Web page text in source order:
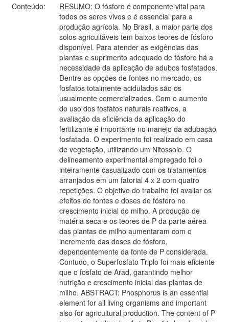
Conteúdo:
RESUMO: O fósforo é componente vital para
todos os seres vivos e é essencial para a
produção agrícola. No Brasil, a maior parte dos
solos agricultáveis tem baixos teores de fósforo
disponível. Para atender as exigências das
plantas e suprimento adequado de fósforo há a
necessidade da aplicação de adubos fosfatados.
Dentre as opções de fontes no mercado, os
fosfatos totalmente acidulados são os
usualmente comercializados. Com o aumento
do uso dos fosfatos naturais reativos, a
avaliação da eficiência da aplicação do
fertilizante é importante no manejo da adubação
fosfatada. O experimento foi realizado em casa
de vegetação, utilizando um Nitossolo. O
delineamento experimental empregado foi o
inteiramente casualizado com os tratamentos
arranjados em um fatorial 4 x 2 com quatro
repetições. O objetivo do trabalho foi avaliar os
efeitos de fontes e doses de fósforo no
crescimento inicial do milho. A produção de
matéria seca e os teores de P da parte aérea
das plantas de milho aumentaram com o
incremento das doses de fósforo,
dependentemente da fonte de P considerada.
Contudo, o Superfosfato Triplo foi mais eficiente
que o fosfato de Arad, garantindo melhor
nutrição e crescimento inicial das plantas de
milho. ABSTRACT: Phosphorus is an essential
element for all living organisms and important
also for agricultural production. The content of P